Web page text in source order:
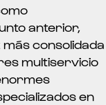
anterior,
consolidada
multiservicio
en